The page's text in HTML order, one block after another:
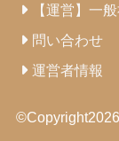
【運営】一
問い合わせ
運営者情報
©Copyright2026